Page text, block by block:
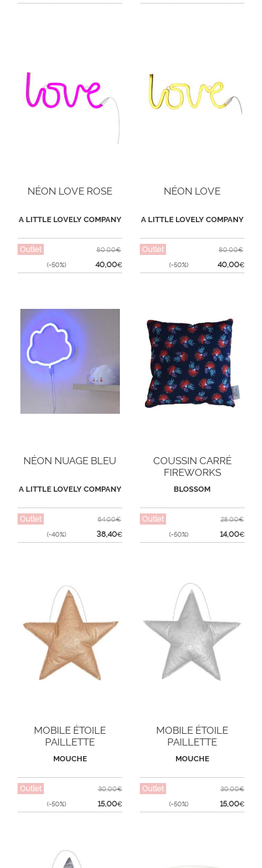
NÉON LOVE ROSE
A LITTLE LOVELY COMPANY
Outlet
(-50%)
80,00€
40,00€
NÉON LOVE
A LITTLE LOVELY COMPANY
Outlet
(-50%)
80,00€
40,00€
NÉON NUAGE BLEU
A LITTLE LOVELY COMPANY
Outlet
(-40%)
64,00€
38,40€
COUSSIN CARRÉ
FIREWORKS
BLOSSOM
Outlet
(-50%)
28,00€
14,00€
MOBILE ÉTOILE
PAILLETTE
MOUCHE
Outlet
(-50%)
30,00€
15,00€
MOBILE ÉTOILE
PAILLETTE
MOUCHE
Outlet
(-50%)
30,00€
15,00€